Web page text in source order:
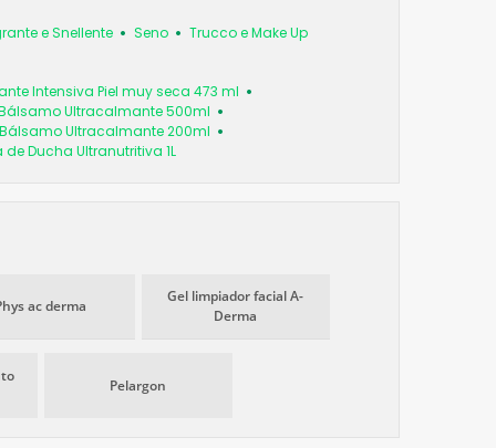
e Snellente Seno Trucco e Make Up
Intensiva Piel muy seca 473 ml
Ultracalmante 500ml
Ultracalmante 200ml
Ducha Ultranutritiva 1L
ac derma
Gel limpiador facial A-
Derma
Pelargon